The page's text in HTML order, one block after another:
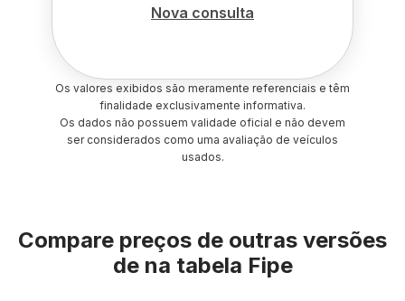
Nova consulta
Os valores exibidos são meramente referenciais e têm
finalidade exclusivamente informativa.
Os dados não possuem validade oficial e não devem
ser considerados como uma avaliação de veículos
usados.
Compare preços de outras versões
de na tabela Fipe